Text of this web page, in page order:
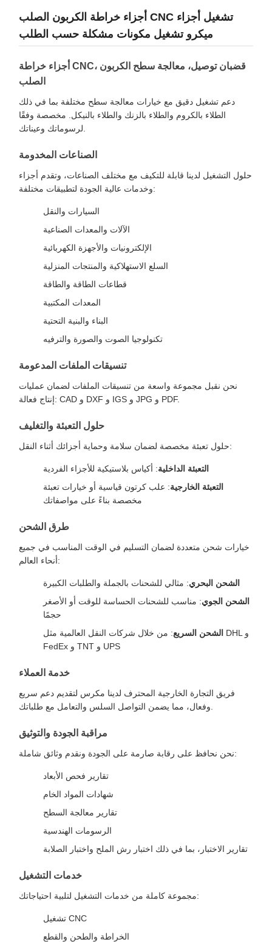
أجزاء خراطة الكربون الصلب CNC تشغيل أجزاء
ميكرو تشغيل مكونات مشكلة حسب الطلب
أجزاء خراطة CNC، قضبان توصيل، معالجة سطح الكربون
الصلب
دعم تشغيل دقيق مع خيارات معالجة سطح مختلفة بما في ذلك
الطلاء بالكروم والطلاء بالزنك والطلاء بالنيكل. مخصصة وفقًا
الصناعات المخدومة
حلول التشغيل لدينا قابلة للتكيف مع مختلف الصناعات، وتقدم أجزاء
وخدمات عالية الجودة لتطبيقات مختلفة:
السيارات والنقل
الآلات والمعدات الصناعية
الإلكترونيات والأجهزة الكهربائية
السلع الاستهلاكية والمنتجات المنزلية
قطاعات الطاقة والطاقة
المعدات المكتبية
البناء والبنية التحتية
تكنولوجيا الصوت والصورة والترفيه
تنسيقات الملفات المدعومة
نحن نقبل مجموعة واسعة من تنسيقات الملفات لضمان عمليات
إنتاج فعالة: CAD و DXF و IGS و JPG و PDF.
حلول التعبئة والتغليف
حلول تعبئة مخصصة لضمان سلامة وحماية أجزائك أثناء النقل:
التعبئة الداخلية: أكياس بلاستيكية للأجزاء الفردية
التعبئة الخارجية: علب كرتون قياسية أو خيارات تعبئة
مخصصة بناءً على مواصفاتك
طرق الشحن
خيارات شحن متعددة لضمان التسليم في الوقت المناسب في جميع
أنحاء العالم:
الشحن البحري: مثالي للشحنات بالجملة والطلبات الكبيرة
الشحن الجوي: مناسب للشحنات الحساسة للوقت أو الأصغر
حجمًا
الشحن السريع: من خلال شركات النقل العالمية مثل DHL و
FedEx و TNT و UPS
خدمة العملاء
فريق التجارة الخارجية المحترف لدينا مكرس لتقديم دعم سريع
مراقبة الجودة والتوثيق
نحن نحافظ على رقابة صارمة على الجودة ونقدم وثائق شاملة:
تقارير فحص الأبعاد
شهادات المواد الخام
تقارير معالجة السطح
الرسومات الهندسية
تقارير الاختبار، بما في ذلك اختبار رش الملح واختبار الصلابة
خدمات التشغيل
مجموعة كاملة من خدمات التشغيل لتلبية احتياجاتك:
تشغيل CNC
الخراطة والطحن والقطع